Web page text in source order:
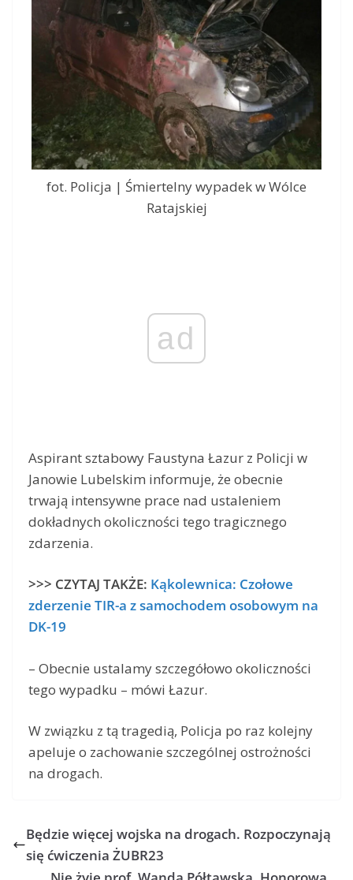
fot. Policja | Śmiertelny wypadek w Wólce
Ratajskiej
ad
Aspirant sztabowy Faustyna Łazur z Policji w
Janowie Lubelskim informuje, że obecnie
trwają intensywne prace nad ustaleniem
dokładnych okoliczności tego tragicznego
zdarzenia.
>>> CZYTAJ TAKŻE: Kąkolewnica: Czołowe
zderzenie TIR-a z samochodem osobowym na
DK-19
– Obecnie ustalamy szczegółowo okoliczności
tego wypadku – mówi Łazur.
W związku z tą tragedią, Policja po raz kolejny
apeluje o zachowanie szczególnej ostrożności
na drogach.
Będzie więcej wojska na drogach. Rozpoczynają
się ćwiczenia ŻUBR23